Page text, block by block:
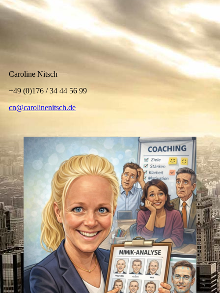
Caroline Nitsch
+49 (0)176 / 34 44 56 99
cn@carolinenitsch.de